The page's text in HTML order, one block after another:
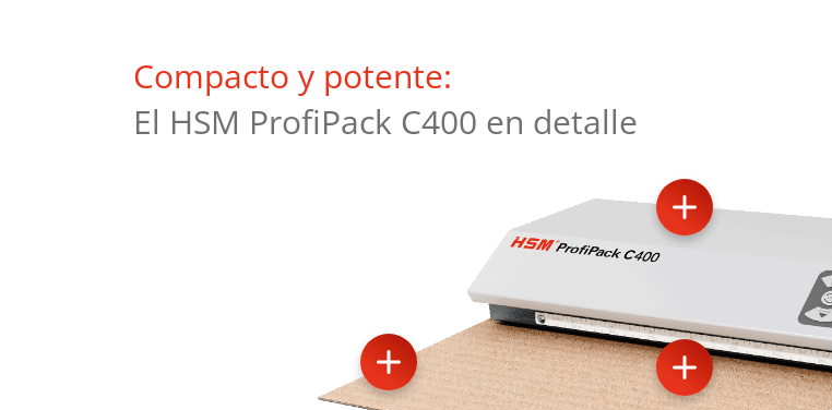
Compacto y potente:
El HSM ProfiPack C400 en detalle